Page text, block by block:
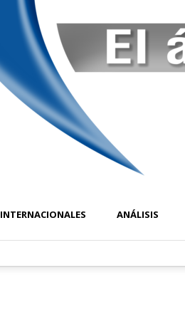
INTERNACIONALES ANÁLISIS